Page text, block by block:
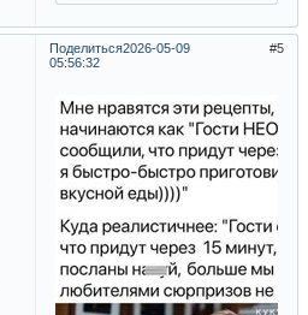
Поделиться 5
2026-05-09
05:56:32